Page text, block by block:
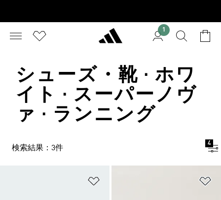
1
シューズ・靴 · ホワ
イト · スーパーノヴ
ァ · ランニング
検索結果：3件
4